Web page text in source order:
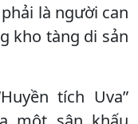
là người can
kho tàng di sản
tích Uva”